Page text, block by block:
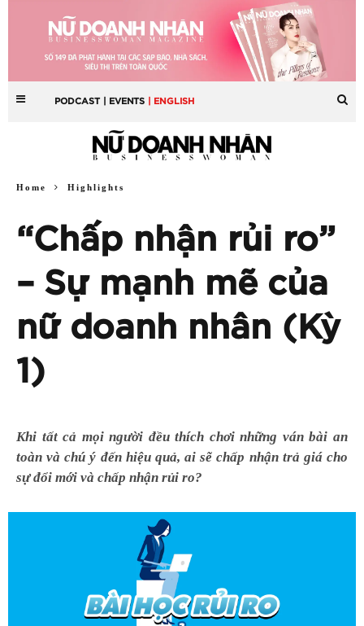
PODCAST | EVENTS | ENGLISH
Home Highlights
“Chấp nhận rủi ro”
– Sự mạnh mẽ của
nữ doanh nhân (Kỳ
1)
Khi tất cả mọi người đều thích chơi những ván bài an
toàn và chú ý đến hiệu quả, ai sẽ chấp nhận trả giá cho
sự đổi mới và chấp nhận rủi ro?